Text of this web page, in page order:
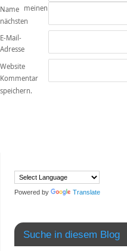
Name
E-Mail-
Adresse
Website
meinen
nächsten
Kommentar
speichern.
Powered by Translate
Suche in diesem Blog